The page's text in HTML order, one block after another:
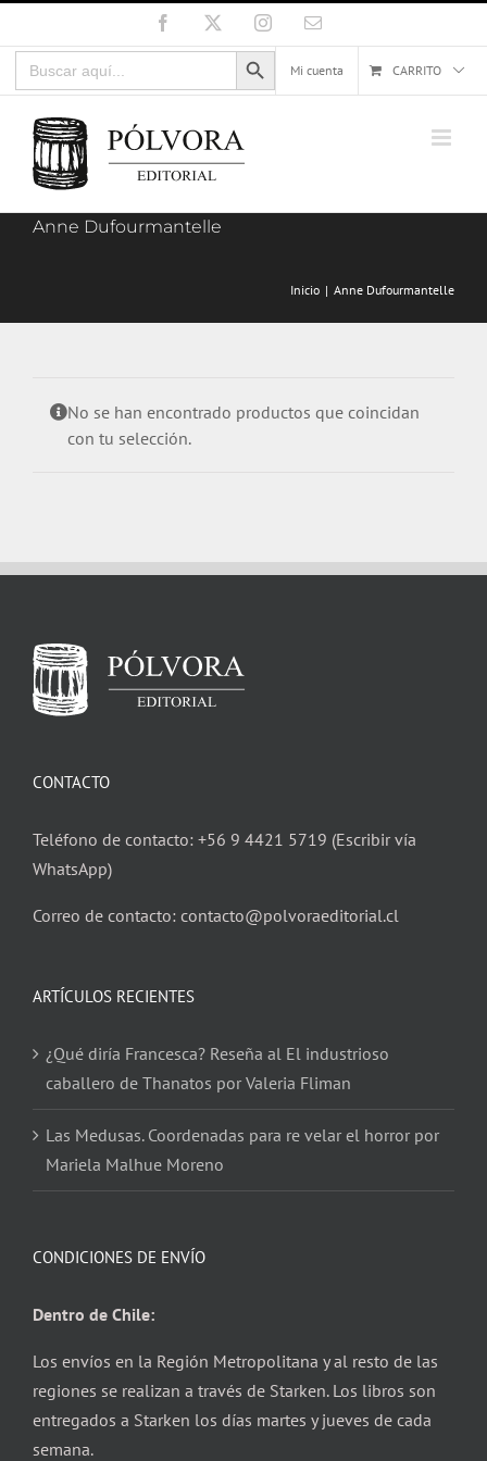
al
contenido
Facebook InstagramCorreo
Buscar:
Botón de búsqueda
Mi cuenta
CARRITO
Anne Dufourmantelle
Inicio Anne Dufourmantelle
No se han encontrado productos que coincidan
con tu selección.
CONTACTO
Teléfono de contacto: +56 9 4421 5719 (Escribir vía
WhatsApp)
Correo de contacto: contacto@polvoraeditorial.cl
ARTÍCULOS RECIENTES
¿Qué diría Francesca? Reseña al El industrioso
caballero de Thanatos por Valeria Fliman
Las Medusas. Coordenadas para re velar el horror por
Mariela Malhue Moreno
CONDICIONES DE ENVÍO
Dentro de Chile:
Los envíos en la Región Metropolitana y al resto de las
regiones se realizan a través de Starken. Los libros son
entregados a Starken los días martes y jueves de cada
semana.